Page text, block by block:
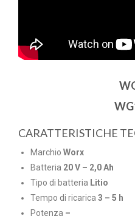
CARATTERISTICHE
Marchio Worx
Batteria 20 V – 2,0 Ah
Tipo di batteria Litio
Tempo di ricarica 3 – 5 h
Potenza –